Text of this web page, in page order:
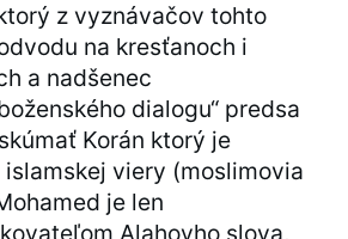
z vyznávačov tohto
na kresťanoch i
a nadšenec
dialogu“ predsa
Korán ktorý je
islamskej viery (moslimovia
je len